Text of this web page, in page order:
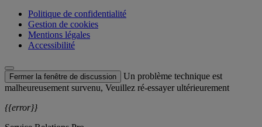
Politique de confidentialité
Gestion de cookies
Mentions légales
Accessibilité
Fermer la fenêtre de discussion
Un problème technique est
malheureusement survenu, Veuillez ré-essayer ultérieurement
{{error}}